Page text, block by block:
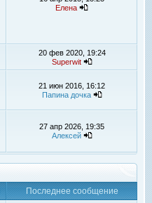
Елена
20 фев 2020, 19:24
Superwit
21 июн 2016, 16:12
Папина дочка
27 апр 2026, 19:35
Алексей
Последнее сообщение